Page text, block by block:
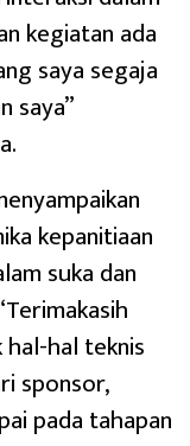
kegiatan ada
saya segaja
saya”
kepanitiaan
suka dan
hal teknis
sponsor,
pada tahapan